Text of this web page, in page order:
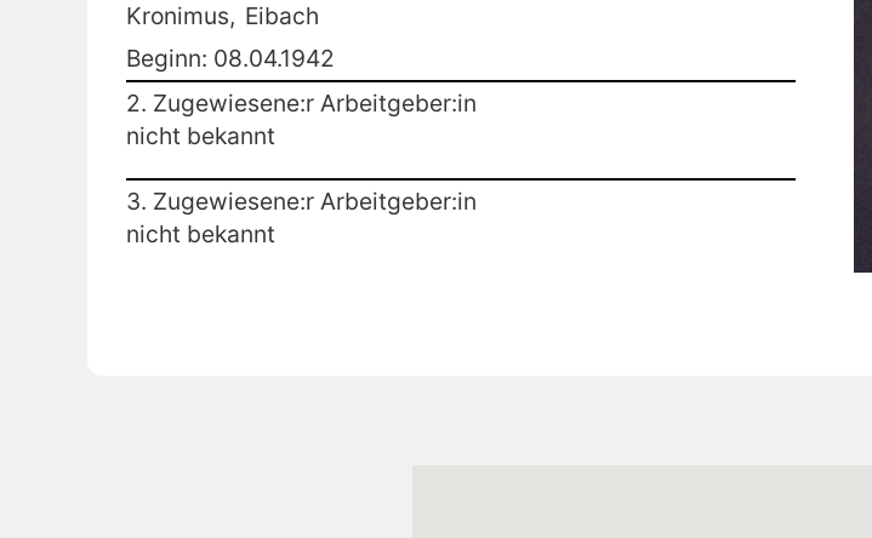
Kronimus, Eibach
Beginn: 08.04.1942
2. Zugewiesene:r Arbeitgeber:in
nicht bekannt
3. Zugewiesene:r Arbeitgeber:in
nicht bekannt